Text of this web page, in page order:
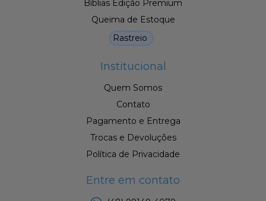
Bíblias Edição Premium
Queima de Estoque
Rastreio
Institucional
Quem Somos
Contato
Pagamento e Entrega
Trocas e Devoluções
Política de Privacidade
Entre em contato